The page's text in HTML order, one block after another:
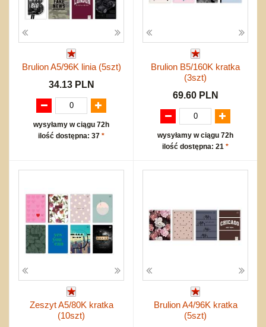
Brulion A5/96K linia (5szt)
34.13 PLN
wysyłamy w ciągu 72h
ilość dostępna: 37 *
Brulion B5/160K kratka
(3szt)
69.60 PLN
wysyłamy w ciągu 72h
ilość dostępna: 21 *
Zeszyt A5/80K kratka
(10szt)
Brulion A4/96K kratka
(5szt)